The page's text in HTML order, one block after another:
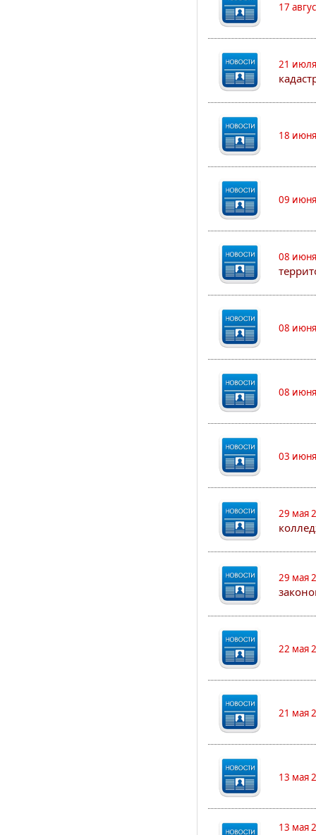
17
21
18
09
08
08
08
03
29 мая
29 мая
22 мая
21 мая
13 мая
13 мая